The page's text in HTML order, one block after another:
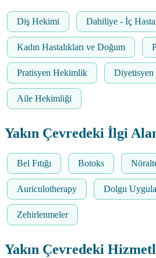
Diş Hekimi Dahiliye - İç
Kadın Hastalıkları ve Doğum
Pratisyen Hekimlik Diyetisyen
Aile Hekimliği
Yakın Çevredeki İlgi
Bel Fıtığı Botoks
Auriculotherapy Dolgu
Zehirlenmeler
Yakın Çevredeki